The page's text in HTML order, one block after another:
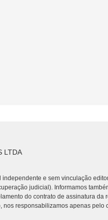
LTDA
independente e sem vinculação
judicial). Informamos
do contrato de assinatura da
nos responsabilizamos apenas pelo